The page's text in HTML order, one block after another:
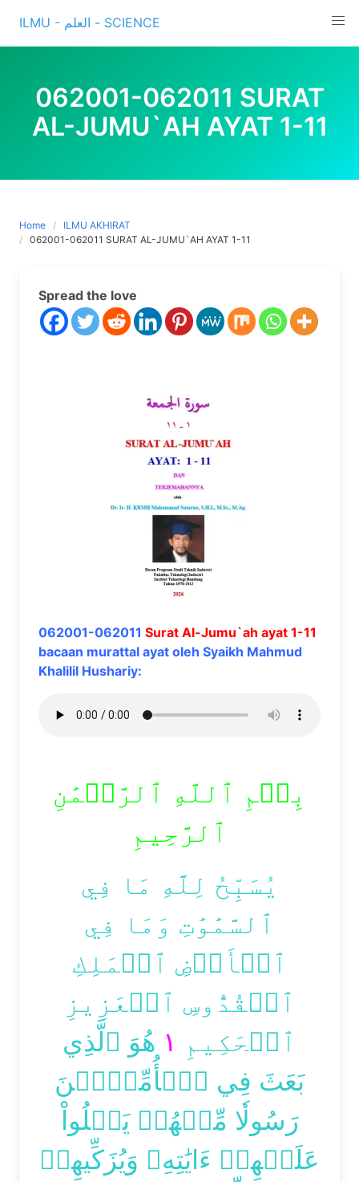
content
ILMU - العلم - SCIENCE
062001-062011 SURAT
AL-JUMU`AH AYAT 1-11
Home
ILMU AKHIRAT
062001-062011 SURAT AL-JUMU`AH AYAT 1-11
Spread the love
062001-062011 Surat Al-Jumu`ah ayat 1-11
bacaan murattal ayat oleh Syaikh Mahmud
Khalilil Hushariy:
بِسۡمِ ٱللَّهِ ٱلرَّحۡمَٰنِ
ٱلرَّحِيمِ
يُسَبِّحُ لِلَّهِ مَا فِي
ٱلسَّمَٰوَٰتِ وَمَا فِي
ٱلۡأَرۡضِ ٱلۡمَلِكِ
ٱلۡقُدُّوسِ ٱلۡعَزِيزِ
ٱلۡحَكِيمِ ١ هُوَ ٱلَّذِي
بَعَثَ فِي ٱلۡأُمِّيِّ‍ۧنَ
رَسُولٗا مِّنۡهُمۡ يَتۡلُواْ
عَلَيۡهِمۡ ءَايَٰتِهِۦ وَيُزَكِّيهِمۡ